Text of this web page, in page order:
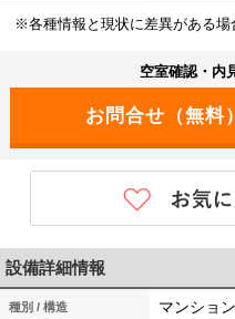
※各種情報と現状に差異がある場
空室確認・内
設備詳細情報
種別 / 構造 マンショ